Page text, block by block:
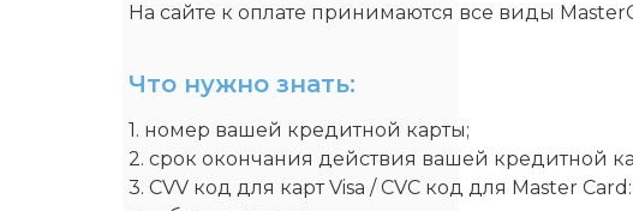
На сайте к оплате принимаются все виды
Что нужно знать:
1. номер вашей кредитной карты;
2. cрок окончания действия вашей кредитной
3. CVV код для карт Visa / CVC код для Master